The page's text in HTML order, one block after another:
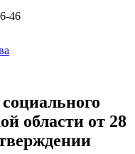
46
области от 28